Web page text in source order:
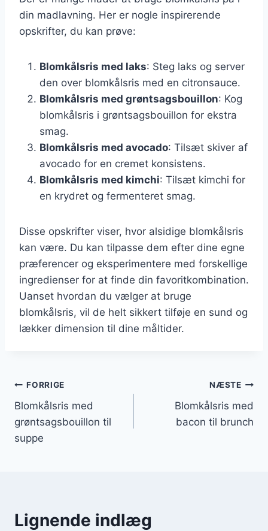
din madlavning. Her er nogle inspirerende
opskrifter, du kan prøve:
Blomkålsris med laks: Steg laks og server
den over blomkålsris med en citronsauce.
Blomkålsris med grøntsagsbouillon: Kog
blomkålsris i grøntsagsbouillon for ekstra
smag.
Blomkålsris med avocado: Tilsæt skiver af
avocado for en cremet konsistens.
Blomkålsris med kimchi: Tilsæt kimchi for
en krydret og fermenteret smag.
Disse opskrifter viser, hvor alsidige blomkålsris
kan være. Du kan tilpasse dem efter dine egne
præferencer og eksperimentere med forskellige
ingredienser for at finde din favoritkombination.
Uanset hvordan du vælger at bruge
blomkålsris, vil de helt sikkert tilføje en sund og
lækker dimension til dine måltider.
Indlægsnavigation
FORRIGE
Blomkålsris med
grøntsagsbouillon til
suppe
NÆSTE
Blomkålsris med
bacon til brunch
Lignende indlæg